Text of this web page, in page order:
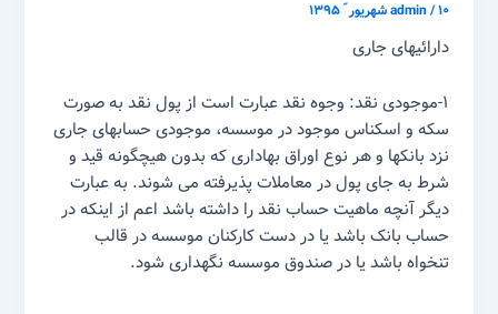
admin/۱۰ شهریور ّ ۱۳۹۵
دارائیهای جاری
۱-موجودی نقد: وجوه نقد عبارت است از پول نقد به صورت
سکه و اسکناس موجود در موسسه، موجودی حسابهای جاری
نزد بانکها و هر نوع اوراق بهاداری که بدون هیچگونه قید و
شرط به جای پول در معاملات پذیرفته می شوند. به عبارت
دیگر آنچه ماهیت حساب نقد را داشته باشد اعم از اینکه در
حساب بانک باشد یا در دست کارکنان موسسه در قالب
تنخواه باشد یا در صندوق موسسه نگهداری شود.